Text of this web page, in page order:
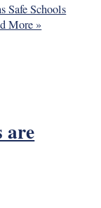
Safe Schools
More »
are